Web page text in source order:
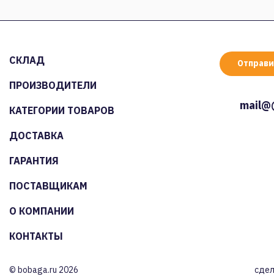
СКЛАД
ПРОИЗВОДИТЕЛИ
КАТЕГОРИИ ТОВАРОВ
ДОСТАВКА
ГАРАНТИЯ
ПОСТАВЩИКАМ
О КОМПАНИИ
КОНТАКТЫ
© bobaga.ru 2026